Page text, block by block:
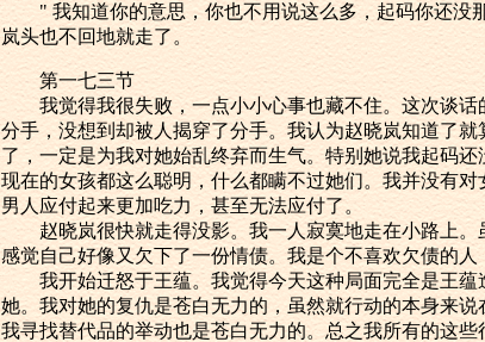
" 我知道你的意思，你也不用说这么多，起码你还没
岚头也不回地就走了。
第一七三节
我觉得我很失败，一点小小心事也藏不住。这次谈话
分手，没想到却被人揭穿了分手。我认为赵晓岚知道了
了，一定是为我对她始乱终弃而生气。特别她说我起码
现在的女孩都这么聪明，什么都瞒不过她们。我并没有
男人应付起来更加吃力，甚至无法应付了。
赵晓岚很快就走得没影。我一人寂寞地走在小路上。
感觉自己好像又欠下了一份情债。我是个不喜欢欠债的人
我开始迁怒于王蕴。我觉得今天这种局面完全是王蕴
她。我对她的复仇是苍白无力的，虽然就行动的本身来
我寻找替代品的举动也是苍白无力的。总之我所有的这